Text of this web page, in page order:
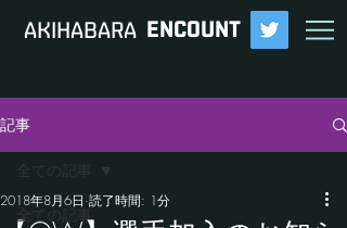
​AKIHABARA ENCOUNT
記事
全ての記事
全ての記事
2018年8月6日 読了時間: 1分